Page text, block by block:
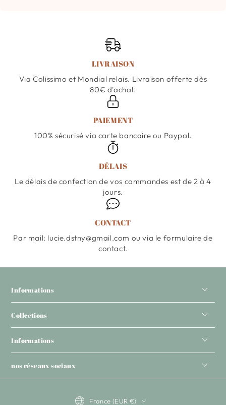
LIVRAISON
Via Colissimo et Mondial relais. Livraison offerte dès
80€ d'achat.
PAIEMENT
100% sécurisé via carte bancaire ou Paypal.
DÉLAIS
Le délais de confection de vos commandes est de 2 à 4
jours.
CONTACT
Par mail: lucie.dstny@gmail.com ou via le formulaire de
contact.
Informations
Collections
Informations
nos réseaux sociaux
Pays/région
France (EUR €)